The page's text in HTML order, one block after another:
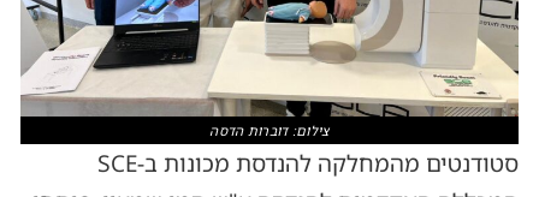
צילום: דוברות הדסה
סטודנטים מהמחלקה להנדסת מכונות ב-SCE